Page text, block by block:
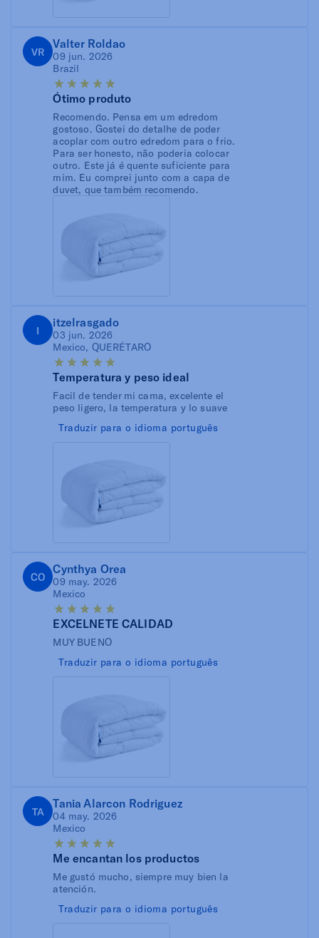
VR
Valter Roldao
09 jun. 2026
Brazil
Ótimo produto
Recomendo. Pensa em um edredom
gostoso. Gostei do detalhe de poder
acoplar com outro edredom para o frio.
Para ser honesto, não poderia colocar
outro. Este já é quente suficiente para
mim. Eu comprei junto com a capa de
duvet, que também recomendo.
I
itzelrasgado
03 jun. 2026
Mexico, QUERÉTARO
Temperatura y peso ideal
Facil de tender mi cama, excelente el
peso ligero, la temperatura y lo suave
Traduzir para o idioma português
CO
Cynthya Orea
09 may. 2026
Mexico
EXCELNETE CALIDAD
MUY BUENO
Traduzir para o idioma português
TA
Tania Alarcon Rodriguez
04 may. 2026
Mexico
Me encantan los productos
Me gustó mucho, siempre muy bien la
atención.
Traduzir para o idioma português